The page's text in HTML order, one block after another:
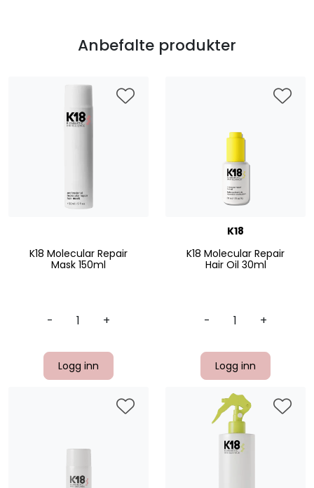
Anbefalte produkter
K18 Molecular Repair
Mask 150ml
- +
Logg inn
K18
K18 Molecular Repair
Hair Oil 30ml
- +
Logg inn